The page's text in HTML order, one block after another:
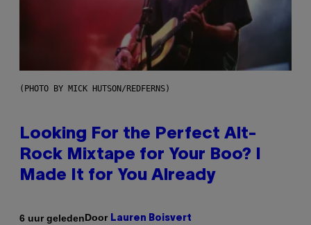
(PHOTO BY MICK HUTSON/REDFERNS)
Looking For the Perfect Alt-
Rock Mixtape for Your Boo? I
Made It for You Already
6 uur geledenDoor Lauren Boisvert